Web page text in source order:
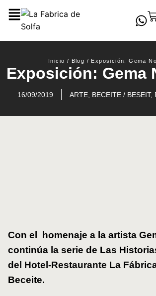
Inicio / Blog / Exposición: Gema
Exposición: Gema
16/09/2019 ARTE BECEITE / BESEIT,
Con el homenaje a la artista
continúa la serie de Las
del Hotel-Restaurante La
Beceite.